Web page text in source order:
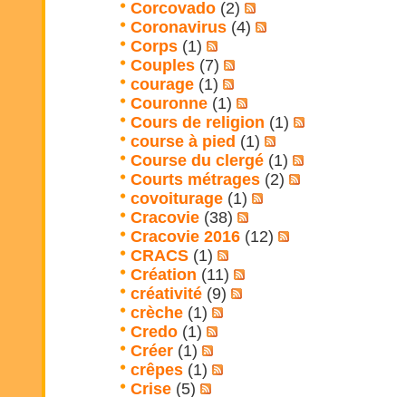
Corcovado (2)
Coronavirus (4)
Corps (1)
Couples (7)
courage (1)
Couronne (1)
Cours de religion (1)
course à pied (1)
Course du clergé (1)
Courts métrages (2)
covoiturage (1)
Cracovie (38)
Cracovie 2016 (12)
CRACS (1)
Création (11)
créativité (9)
crèche (1)
Credo (1)
Créer (1)
crêpes (1)
Crise (5)